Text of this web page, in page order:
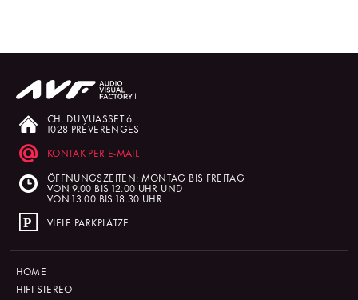
CH. DU VUASSET 6
1028 PRÉVERENGES
KONTAK PER E-MAIL
ÖFFNUNGSZEITEN: MONTAG BIS FREITAG
VON 9.00 BIS 12.00 UHR UND
VON 13.00 BIS 18.30 UHR
VIELE PARKPLÄTZE
HOME
HIFI STEREO